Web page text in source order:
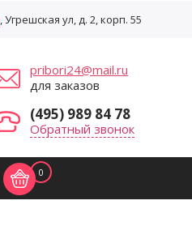
, Угрешская ул, д. 2, корп. 55
pribori24@mail.ru
для заказов
(495) 989 84 78
Обратный звонок
0